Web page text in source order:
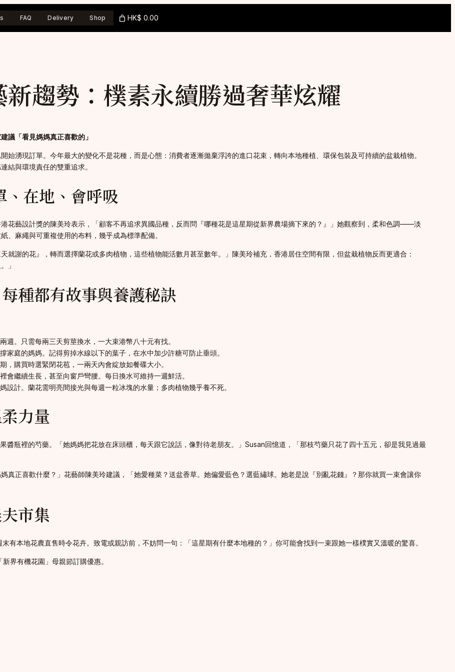
FAQ Delivery Shop HK$ 0.00
趨勢：樸素永續勝過奢華炫耀
議「看見媽媽真正喜歡的」
始湧現訂單。今年最大的變化不是花種，而是心態：消費者逐漸拋棄浮誇的進口花束，轉向本地種植、環保包裝及可持續的盆栽植物。
結與環境責任的雙重追求。
在地、會呼吸
花藝設計獎的陳美玲表示，「顧客不再追求異國品種，反而問『哪種花是這星期從新界農場摘下來的？』」她觀察到，柔和色調——淡
麻繩與可重複使用的布料，幾乎成為標準配備。
就謝的花』，轉而選擇蘭花或多肉植物，這些植物能活數月甚至數年。」陳美玲補充，香港居住空間有限，但盆栽植物反而更適合：
」
種都有故事與養護秘訣
。只需每兩三天剪莖換水，一大束港幣八十元有找。
庭的媽媽。記得剪掉水線以下的葉子，在水中加少許糖可防止垂頭。
購買時選緊閉花苞，一兩天內會綻放如餐碟大小。
繼續生長，甚至向窗戶彎腰。每日換水可維持一週鮮活。
計。蘭花需明亮間接光與每週一粒冰塊的水量；多肉植物幾乎養不死。
力量
醬瓶裡的芍藥。「她媽媽把花放在床頭櫃，每天跟它說話，像對待老朋友。」Susan回憶道，「那枝芍藥只花了四十五元，卻是我見過最
真正喜歡什麼？」花藝師陳美玲建議，「她愛種菜？送盆香草。她偏愛藍色？選藍繡球。她老是說『別亂花錢』？那你就買一束會讓你
市集
有本地花農直售時令花卉。致電或親訪前，不妨問一句：「這星期有什麼本地種的？」你可能會找到一束跟她一樣樸實又溫暖的驚喜。
界有機花園」母親節訂購優惠。